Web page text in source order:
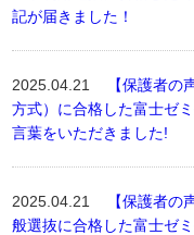
記が届きました！
2025.04.21
【保護者
方式）に合格した富士ゼ
言葉をいただきました!
2025.04.21
【保護者
般選抜に合格した富士ゼ